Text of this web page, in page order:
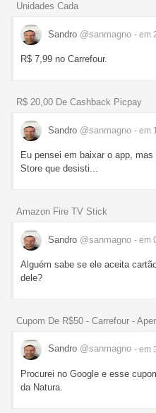
Unidades Cada
Sandro @sanmagno - em
R$ 7,99 no Carrefour.
R$ 20,00 De Cashback Picpay
Sandro @sanmagno - em
Eu pensei em baixar o app,
Store que desisti...
Amazon Fire TV Stick
Sandro @sanmagno - em
Alguém sabe se ele aceita
dele?
Cupom De R$50 - Carrefour -
Sandro @sanmagno - em
Procurei no Google e esse
da Natura.